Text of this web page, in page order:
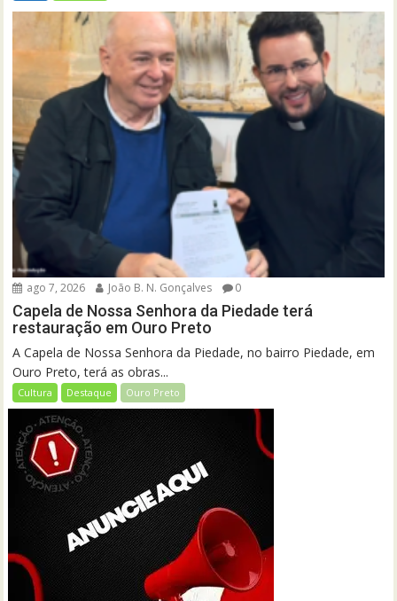
ago 7, 2026 João B. N. Gonçalves 0
Capela de Nossa Senhora da Piedade terá
restauração em Ouro Preto
A Capela de Nossa Senhora da Piedade, no bairro Piedade, em
Ouro Preto, terá as obras...
Cultura Destaque Ouro Preto